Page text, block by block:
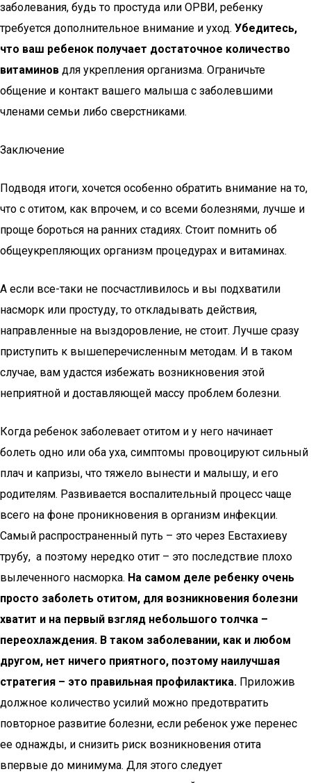
заболевания, будь то простуда или ОРВИ, ребенку
требуется дополнительное внимание и уход. Убедитесь,
что ваш ребенок получает достаточное количество
витаминов для укрепления организма. Ограничьте
общение и контакт вашего малыша с заболевшими
членами семьи либо сверстниками.
Заключение
Подводя итоги, хочется особенно обратить внимание на то,
что с отитом, как впрочем, и со всеми болезнями, лучше и
проще бороться на ранних стадиях. Стоит помнить об
общеукрепляющих организм процедурах и витаминах.
А если все-таки не посчастливилось и вы подхватили
насморк или простуду, то откладывать действия,
направленные на выздоровление, не стоит. Лучше сразу
приступить к вышеперечисленным методам. И в таком
случае, вам удастся избежать возникновения этой
неприятной и доставляющей массу проблем болезни.
Когда ребенок заболевает отитом и у него начинает
болеть одно или оба уха, симптомы провоцируют сильный
плач и капризы, что тяжело вынести и малышу, и его
родителям. Развивается воспалительный процесс чаще
всего на фоне проникновения в организм инфекции.
Самый распространенный путь – это через Евстахиеву
трубу, а поэтому нередко отит – это последствие плохо
вылеченного насморка. На самом деле ребенку очень
просто заболеть отитом, для возникновения болезни
хватит и на первый взгляд небольшого толчка –
переохлаждения. В таком заболевании, как и любом
другом, нет ничего приятного, поэтому наилучшая
стратегия – это правильная профилактика. Приложив
должное количество усилий можно предотвратить
повторное развитие болезни, если ребенок уже перенес
ее однажды, и снизить риск возникновения отита
впервые до минимума. Для этого следует